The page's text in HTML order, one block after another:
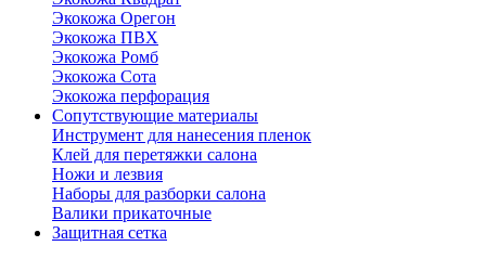
Экокожа Орегон
Экокожа ПВХ
Экокожа Ромб
Экокожа Сота
Экокожа перфорация
Сопутствующие материалы
Инструмент для нанесения пленок
Клей для перетяжки салона
Ножи и лезвия
Наборы для разборки салона
Валики прикаточные
Защитная сетка